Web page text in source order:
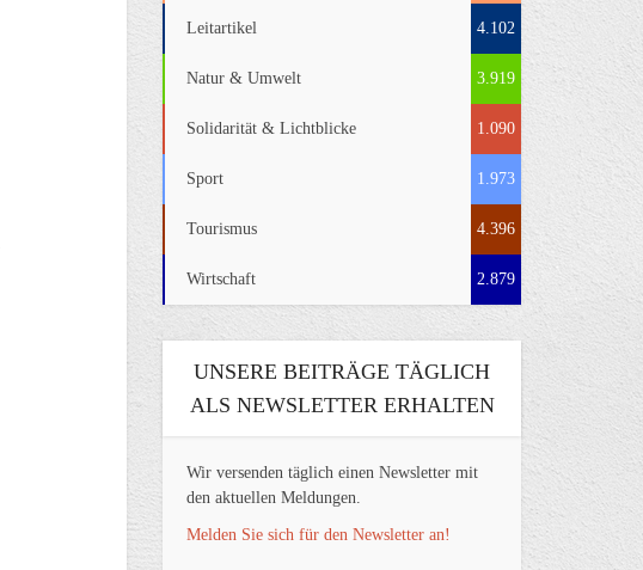
Leitartikel 4.102
Natur & Umwelt 3.919
Solidarität & Lichtblicke 1.090
Sport 1.973
Tourismus 4.396
Wirtschaft 2.879
UNSERE BEITRÄGE TÄGLICH
ALS NEWSLETTER ERHALTEN
Wir versenden täglich einen Newsletter mit
den aktuellen Meldungen.
Melden Sie sich für den Newsletter an!